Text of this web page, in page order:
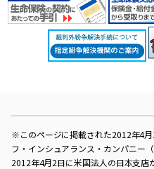
※このページに掲載された2012年4
フ・インシュアランス・カンパニー
2012年4月2日に米国法人の日本支店